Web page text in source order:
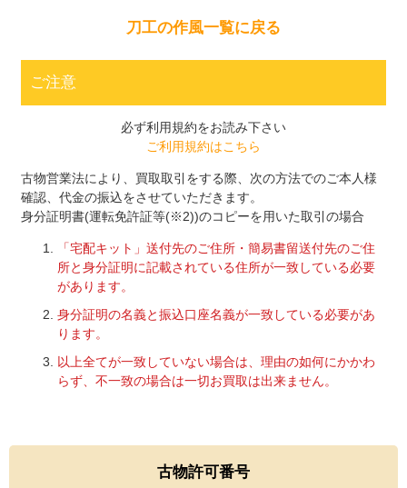
刀工の作風一覧に戻る
ご注意
必ず利用規約をお読み下さい
ご利用規約はこちら
古物営業法により、買取取引をする際、次の方法でのご本人様
確認、代金の振込をさせていただきます。
身分証明書(運転免許証等(※2))のコピーを用いた取引の場合
「宅配キット」送付先のご住所・簡易書留送付先のご住
所と身分証明に記載されている住所が一致している必要
があります。
身分証明の名義と振込口座名義が一致している必要があ
ります。
以上全てが一致していない場合は、理由の如何にかかわ
らず、不一致の場合は一切お買取は出来ません。
古物許可番号